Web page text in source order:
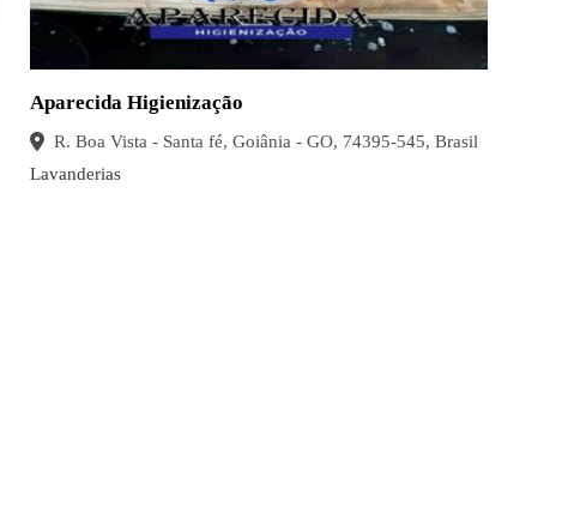
Aparecida Higienização
R. Boa Vista - Santa fé, Goiânia - GO, 74395-545, Brasil
Lavanderias